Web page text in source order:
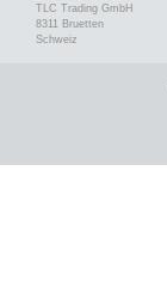
TLC Trading GmbH
8311 Bruetten
Schweiz